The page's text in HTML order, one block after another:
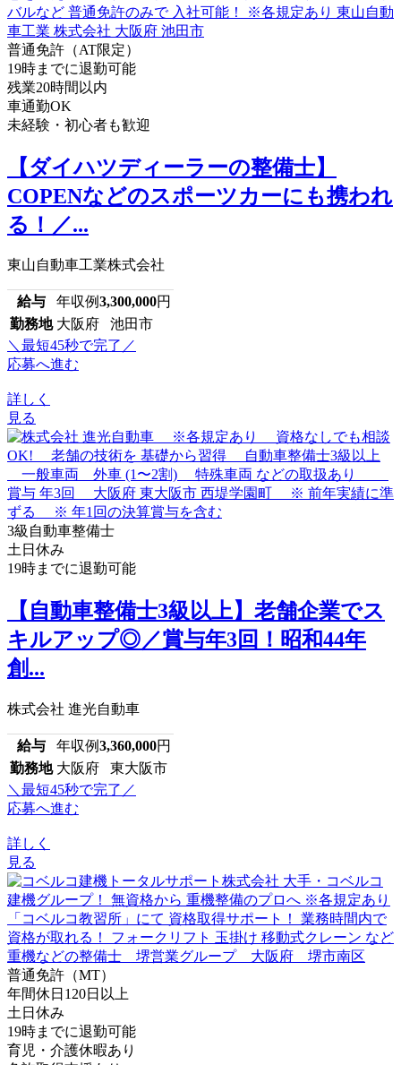
普通免許（AT限定）
19時までに退勤可能
残業20時間以内
車通勤OK
未経験・初心者も歓迎
【ダイハツディーラーの整備士】
COPENなどのスポーツカーにも携われ
る！／...
東山自動車工業株式会社
給与 年収例3,300,000円
勤務地 大阪府 池田市
＼最短45秒で完了／
応募へ進む
詳しく
見る
3級自動車整備士
土日休み
19時までに退勤可能
【自動車整備士3級以上】老舗企業でス
キルアップ◎／賞与年3回！昭和44年
創...
株式会社 進光自動車
給与 年収例3,360,000円
勤務地 大阪府 東大阪市
＼最短45秒で完了／
応募へ進む
詳しく
見る
普通免許（MT）
年間休日120日以上
土日休み
19時までに退勤可能
育児・介護休暇あり